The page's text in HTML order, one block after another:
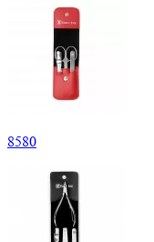
8580